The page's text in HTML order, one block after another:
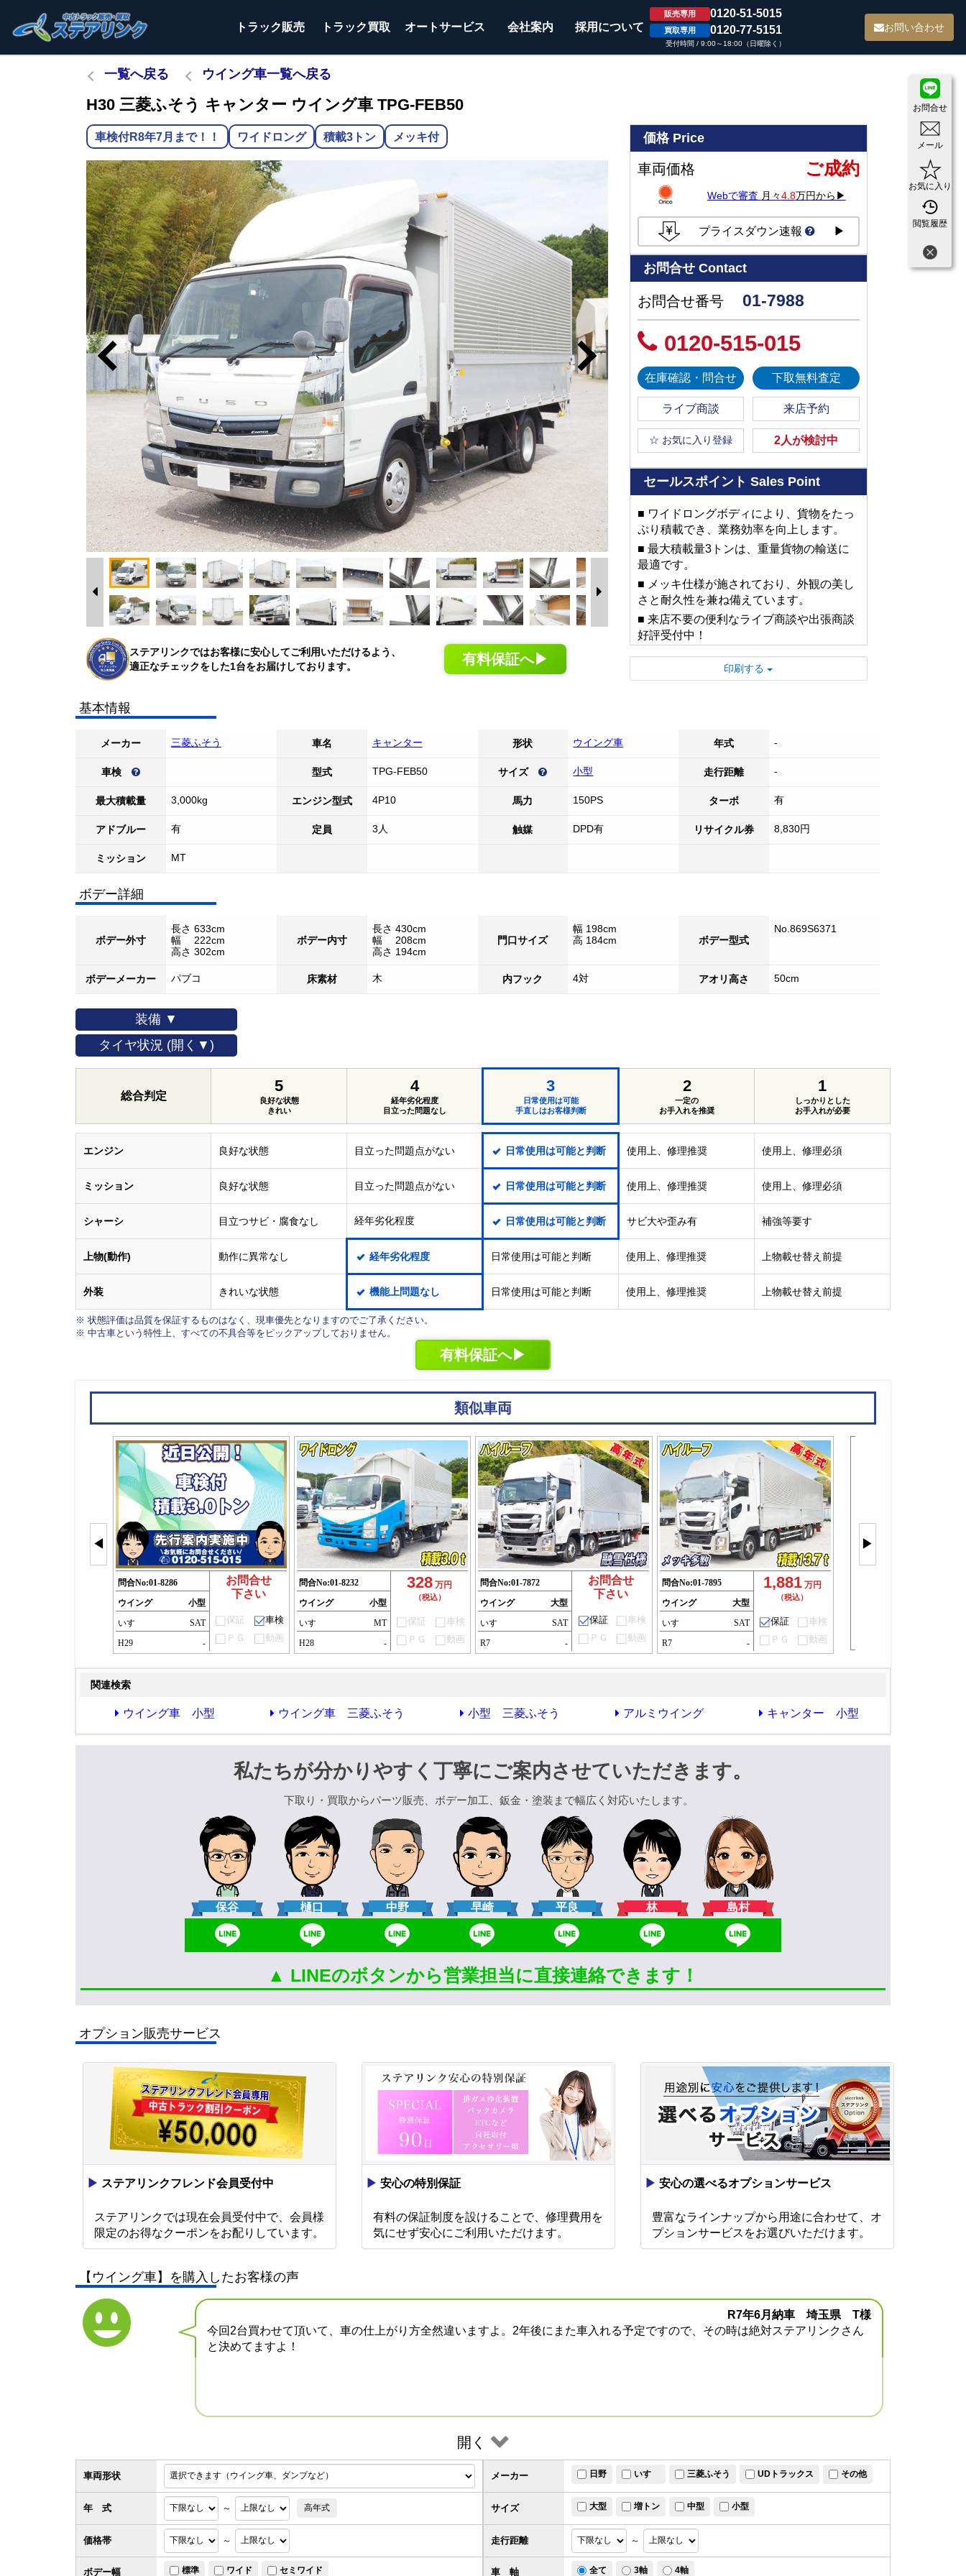
トラック販売 トラック買取 オートサービス 会社案内 採用について
販売専用 0120-51-5015
買取専用 0120-77-5151
受付時間 / 9:00～18:00（日曜除く）
お問い合わせ
お問合せ
メール
お気に入り
閲覧履歴
一覧へ戻る ウイング車一覧へ戻る
H30 三菱ふそう キャンター ウイング車 TPG-FEB50
車検付R8年7月まで！！ ワイドロング 積載3トン メッキ付
ステアリンクではお客様に安心してご利用いただけるよう、
適正なチェックをした1台をお届けしております。
有料保証へ▶
価格Price
車両価格 ご成約
Webで審査 月々4.8万円から▶
プライスダウン速報 ▶
お問合せ Contact
お問合せ番号 01-7988
0120-515-015
在庫確認・問合せ 下取無料査定
ライブ商談 来店予約
☆ お気に入り登録 2人が検討中
セールスポイント Sales Point
■ ワイドロングボディにより、貨物をたっ
ぷり積載でき、業務効率を向上します。
■ 最大積載量3トンは、重量貨物の輸送に
最適です。
■ メッキ仕様が施されており、外観の美し
さと耐久性を兼ね備えています。
■ 来店不要の便利なライブ商談や出張商談
好評受付中！
■ 日本全国登録納車可能です！！
■ 試乗も可能ですのでお気軽にご来店くだ
印刷する
基本情報
メーカー 三菱ふそう 車名 キャンター 形状 ウイング車 年式 -
車検 型式 TPG-FEB50 サイズ 小型 走行距離 -
最大積載量 3,000kg エンジン型式 4P10 馬力 150PS ターボ 有
アドブルー 有 定員 3人 触媒 DPD有 リサイクル券 8,830円
ミッション MT
ボデー詳細
ボデー外寸
長さ 633cm
幅 222cm
高さ 302cm
ボデー内寸
長さ 430cm
幅 208cm
高さ 194cm
門口サイズ
幅 198cm
高 184cm
ボデー型式
No.869S6371
ボデーメーカー パブコ 床素材 木 内フック 4対 アオリ高さ 50cm
装備 ▼
タイヤ状況 (開く▼)
総合判定
5
良好な状態
きれい
4
経年劣化程度
目立った問題なし
3
日常使用は可能
手直しはお客様判断
2
一定の
お手入れを推奨
1
しっかりとした
お手入れが必要
エンジン 良好な状態 目立った問題点がない 日常使用は可能と判断 使用上、修理推奨 使用上、修理必須
ミッション 良好な状態 目立った問題点がない 日常使用は可能と判断 使用上、修理推奨 使用上、修理必須
シャーシ 目立つサビ・腐食なし 経年劣化程度 日常使用は可能と判断 サビ大や歪み有 補強等要す
上物(動作) 動作に異常なし 経年劣化程度 日常使用は可能と判断 使用上、修理推奨 上物載せ替え前提
外装 きれいな状態 機能上問題なし 日常使用は可能と判断 使用上、修理推奨 上物載せ替え前提
※ 状態評価は品質を保証するものはなく、現車優先となりますのでご了承ください。
※ 中古車という特性上、すべての不具合等をピックアップしておりません。
有料保証へ▶
類似車両
◀
問合No:01-8286
ウイング
小型
いすゞ
SAT
H29
-
お問合せ
下さい
保証
車検
ＰＧ
動画
問合No:01-8232
ウイング
小型
いすゞ
MT
H28
-
328 万円
（税込）
保証
車検
ＰＧ
動画
問合No:01-7872
ウイング
大型
いすゞ
SAT
R7
-
お問合せ
下さい
保証
車検
ＰＧ
動画
問合No:01-7895
ウイング
大型
いすゞ
SAT
R7
-
1,881 万円
（税込）
保証
車検
ＰＧ
動画
▶
関連検索
ウイング車 小型 ウイング車 三菱ふそう 小型 三菱ふそう アルミウイング キャンター 小型
私たちが分かりやすく丁寧にご案内させていただきます。
下取り・買取からパーツ販売、ボデー加工、鈑金・塗装まで幅広く対応いたします。
保谷 樋口 中野 早崎 平良 林 島村
▲ LINEのボタンから営業担当に直接連絡できます！
オプション販売サービス
▶ ステアリンクフレンド会員受付中
ステアリンクでは現在会員受付中で、会員様
限定のお得なクーポンをお配りしています。
▶ 安心の特別保証
有料の保証制度を設けることで、修理費用を
気にせず安心にご利用いただけます。
▶ 安心の選べるオプションサービス
豊富なラインナップから用途に合わせて、オ
プションサービスをお選びいただけます。
【ウイング車】を購入したお客様の声
R7年6月納車 埼玉県 T様
今回2台買わせて頂いて、車の仕上がり方全然違いますよ。2年後にまた車入れる予定ですので、その時は絶対ステアリンクさん
と決めてますよ！
開く
車両形状
サイズ 大型 増トン 中型 小型
価格帯 ～
メーカー 日野 いすゞ 三菱ふそう UDトラックス その他
年 式 ～ 高年式
走行距離 ～
ボデー幅 標準 ワイド セミワイド 車 軸 全て 3軸 4軸